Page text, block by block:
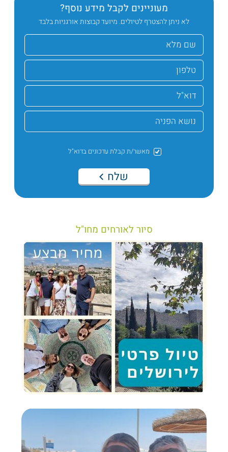
מעוניינים לקבל מידע נוסף?
לא ניתן להצטרף לטיולים. מיועד קבוצות אורגניות בלבד
מאשר/ת קבלת עדכונים בדוא"ל
שלח
סיור לאורחים מחו"ל